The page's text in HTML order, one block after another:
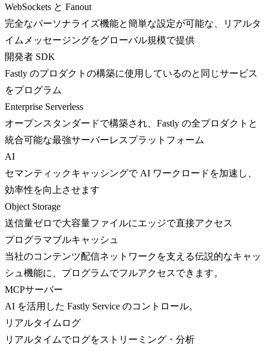
WebSockets と Fanout
完全なパーソナライズ機能と簡単な設定が可能な、リアルタ
イムメッセージングをグローバル規模で提供
開発者 SDK
Fastly のプロダクトの構築に使用しているのと同じサービス
をプログラム
Enterprise Serverless
オープンスタンダードで構築され、Fastly の全プロダクトと
統合可能な最強サーバーレスプラットフォーム
AI
セマンティックキャッシングで AI ワークロードを加速し、
効率性を向上させます
Object Storage
送信量ゼロで大容量ファイルにエッジで直接アクセス
プログラマブルキャッシュ
当社のコンテンツ配信ネットワークを支える伝説的なキャッ
シュ機能に、プログラムでフルアクセスできます。
MCPサーバー
AI を活用した Fastly Service のコントロール。
リアルタイムログ
リアルタイムでログをストリーミング・分析